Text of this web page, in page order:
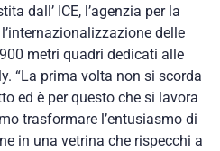
dall’ ICE, l’agenzia per la
delle
metri quadri dedicati alle
“La prima volta non si scorda
ed è per questo che si lavora
trasformare l’entusiasmo di
in una vetrina che rispecchi a